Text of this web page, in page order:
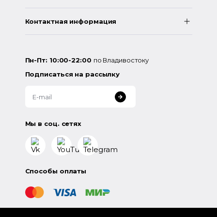
Контактная информация
Пн-Пт: 10:00-22:00 по Владивостоку
Подписаться на рассылку
Мы в соц. сетях
Способы оплаты